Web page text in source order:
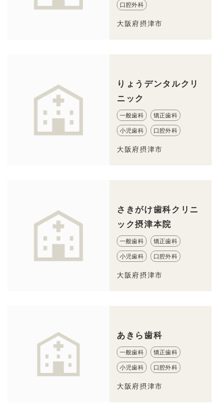
口腔外科
大阪府摂津市
りょうデンタルクリ
ニック
一般歯科 矯正歯科
小児歯科 口腔外科
大阪府摂津市
さきがけ歯科クリニ
ック摂津本院
一般歯科 矯正歯科
小児歯科 口腔外科
大阪府摂津市
あきら歯科
一般歯科 矯正歯科
小児歯科 口腔外科
大阪府摂津市